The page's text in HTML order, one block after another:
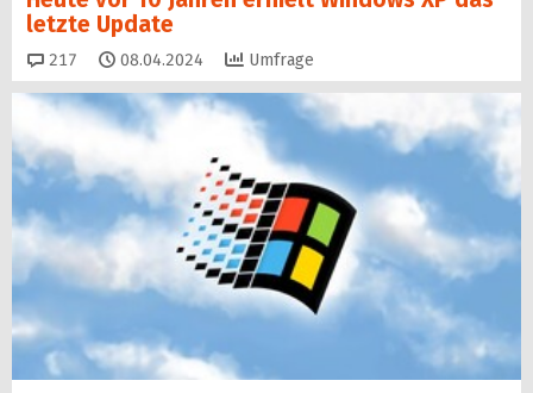
letzte Update
217 Kommentare
08.04.2024 Umfrage